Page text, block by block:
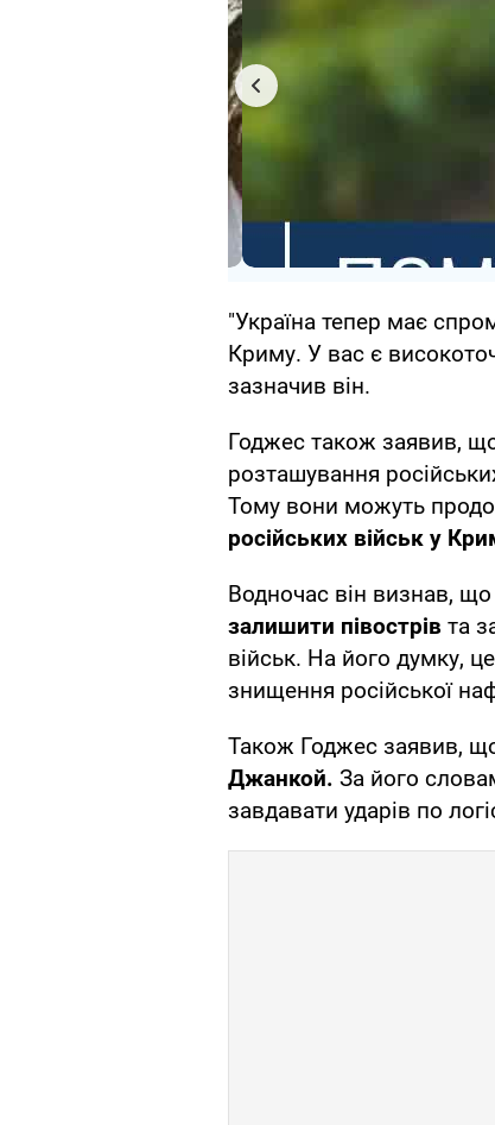
"Україна тепер має
Криму. У вас є
зазначив він.
Годжес також заявив, що
розташування
Тому вони можуть
російських військ у
Водночас він визнав, що
залишити півострів та
військ. На його думку,
знищення російської
Також Годжес заявив,
Джанкой. За його
завдавати ударів по